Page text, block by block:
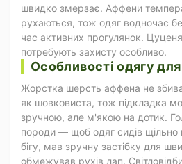
швидко змерзає. Аффени
рухаються, тож одяг водночас
час активних прогулянок.
потребують захисту особливо.
Особливості одягу
Жорстка шерсть аффена не
як шовковиста, тож підкладка
зручною, але м'якою на дотик.
породи — щоб одяг сидів щільно
бігу, мав зручну застібку для
обмежував рухів лап.